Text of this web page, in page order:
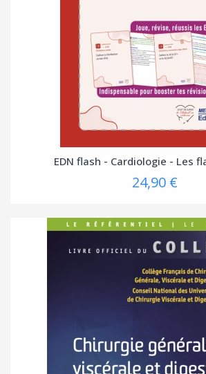
EDN flash - Cardiologie - Les
24,90 €